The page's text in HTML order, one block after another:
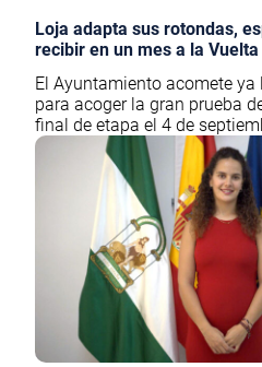
Loja adapta sus rotondas,
recibir en un mes a la
El Ayuntamiento acomete
para acoger la gran prueba
final de etapa el 4 de